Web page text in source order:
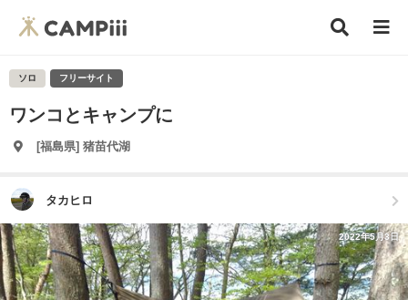
ソロ フリーサイト
ワンコとキャンプに
[福島県] 猪苗代湖
タカヒロ
2022年5月3日